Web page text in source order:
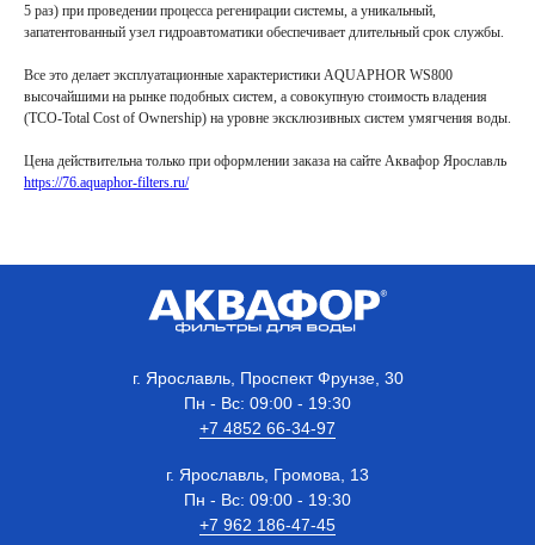
5 раз) при проведении процесса регенирации системы, а уникальный,
запатентованный узел гидроавтоматики обеспечивает длительный срок службы.
Все это делает эксплуатационные характеристики AQUAPHOR WS800
высочайшими на рынке подобных систем, а совокупную стоимость владения
(TCO-Total Cost of Ownership) на уровне эксклюзивных систем умягчения воды.
Цена действительна только при оформлении заказа на сайте Аквафор Ярославль
https://76.aquaphor-filters.ru/
г. Ярославль, Проспект Фрунзе, 30
Пн - Вс: 09:00 - 19:30
+7 4852 66-34-97
г. Ярославль, Громова, 13
Пн - Вс: 09:00 - 19:30
+7 962 186-47-45